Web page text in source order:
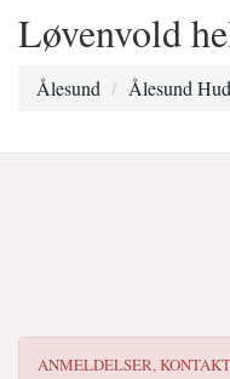
Løvenvold
Ålesund Ålesund
ANMELDELSER,